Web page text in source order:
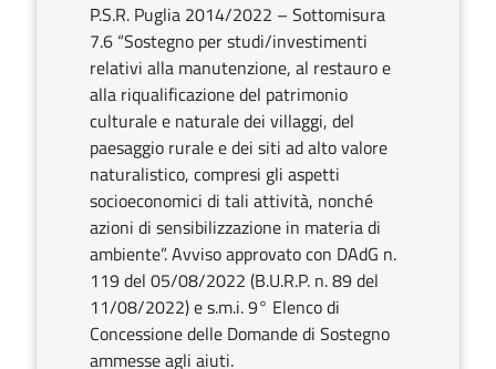
P.S.R. Puglia 2014/2022 – Sottomisura
7.6 “Sostegno per studi/investimenti
relativi alla manutenzione, al restauro e
alla riqualificazione del patrimonio
culturale e naturale dei villaggi, del
paesaggio rurale e dei siti ad alto valore
naturalistico, compresi gli aspetti
socioeconomici di tali attività, nonché
azioni di sensibilizzazione in materia di
ambiente”. Avviso approvato con DAdG n.
119 del 05/08/2022 (B.U.R.P. n. 89 del
11/08/2022) e s.m.i. 9° Elenco di
Concessione delle Domande di Sostegno
ammesse agli aiuti.